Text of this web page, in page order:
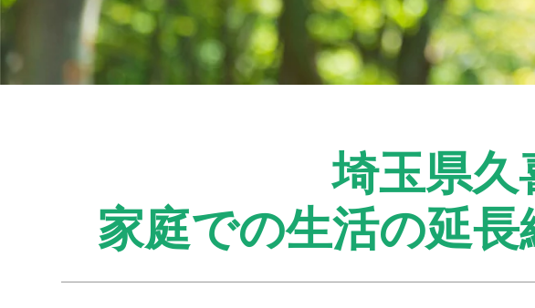
埼玉県久
家庭での生活の延長